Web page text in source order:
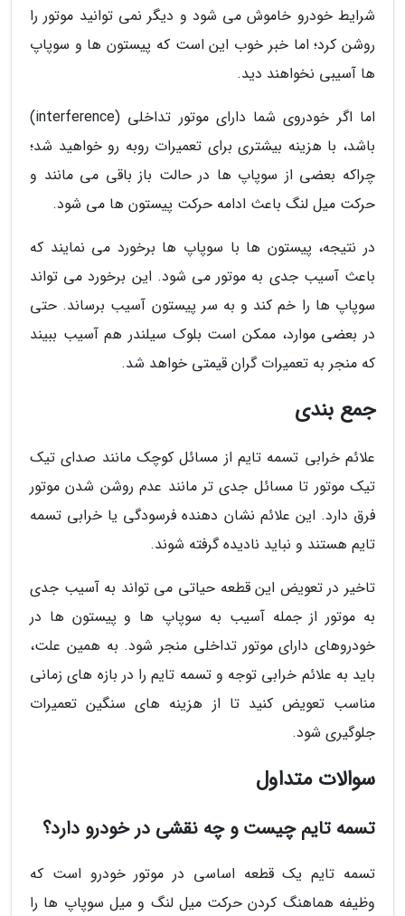
شرایط خودرو خاموش می شود و دیگر نمی توانید موتور را
روشن کرد؛ اما خبر خوب این است که پیستون ها و سوپاپ
ها آسیبی نخواهند دید.
اما اگر خودروی شما دارای موتور تداخلی (interference)
باشد، با هزینه بیشتری برای تعمیرات روبه رو خواهید شد؛
چراکه بعضی از سوپاپ ها در حالت باز باقی می مانند و
حرکت میل لنگ باعث ادامه حرکت پیستون ها می شود.
در نتیجه، پیستون ها با سوپاپ ها برخورد می نمایند که
باعث آسیب جدی به موتور می شود. این برخورد می تواند
سوپاپ ها را خم کند و به سر پیستون آسیب برساند. حتی
در بعضی موارد، ممکن است بلوک سیلندر هم آسیب ببیند
که منجر به تعمیرات گران قیمتی خواهد شد.
جمع بندی
علائم خرابی تسمه تایم از مسائل کوچک مانند صدای تیک
تیک موتور تا مسائل جدی تر مانند عدم روشن شدن موتور
فرق دارد. این علائم نشان دهنده فرسودگی یا خرابی تسمه
تایم هستند و نباید نادیده گرفته شوند.
تاخیر در تعویض این قطعه حیاتی می تواند به آسیب جدی
به موتور از جمله آسیب به سوپاپ ها و پیستون ها در
خودروهای دارای موتور تداخلی منجر شود. به همین علت،
باید به علائم خرابی توجه و تسمه تایم را در بازه های زمانی
مناسب تعویض کنید تا از هزینه های سنگین تعمیرات
جلوگیری شود.
سوالات متداول
تسمه تایم چیست و چه نقشی در خودرو دارد؟
تسمه تایم یک قطعه اساسی در موتور خودرو است که
وظیفه هماهنگ کردن حرکت میل لنگ و میل سوپاپ ها را